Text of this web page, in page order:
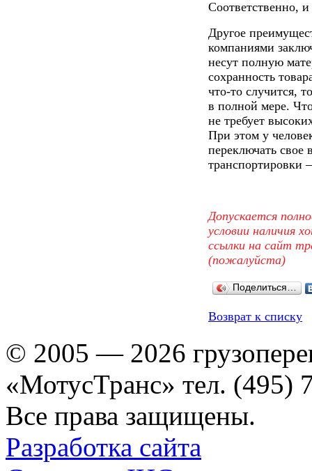
Соответственно,
Другое
компаниями
несут полную
сохранность
что-то случится,
в полной мере.
не требует
При этом у
переключать свое
транспортировки
Допускается
условии наличия
ссылки на сайт
(пожалуйста)
Поделиться…
Возврат к списку
© 2005 — 2026
«МотусТранс» тел. (495)
Все права защищены.
Разработка сайта